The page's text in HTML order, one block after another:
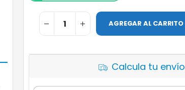
AGREGAR AL CARRITO
Calcula tu envío